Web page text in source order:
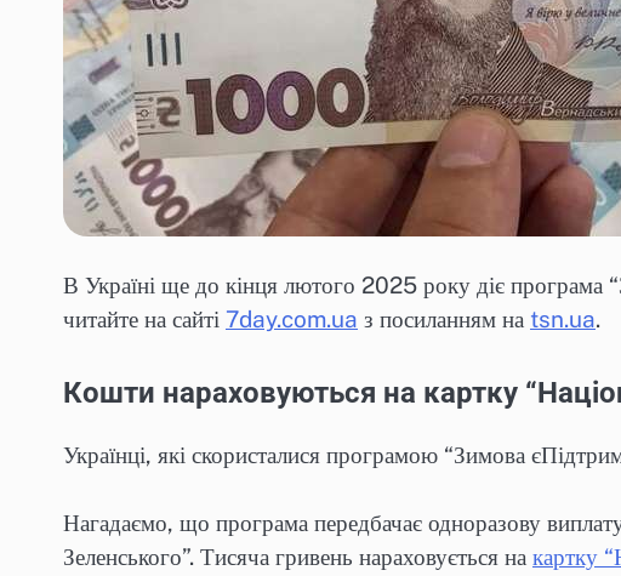
В Україні ще до кінця лютого 2025 року діє програма
читайте на сайті 7day.com.ua з посиланням на tsn.ua.
Кошти нараховуються на картку
Українці, які скористалися програмою “Зимова
Нагадаємо, що програма передбачає одноразову
Зеленського”. Тисяча гривень нараховується на картку